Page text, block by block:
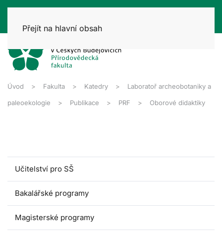
Přejít na hlavní obsah
Úvod Fakulta Katedry Laboratoř archeobotaniky a
paleoekologie Publikace PRF Oborové didaktiky
Učitelství pro SŠ
Bakalářské programy
Magisterské programy